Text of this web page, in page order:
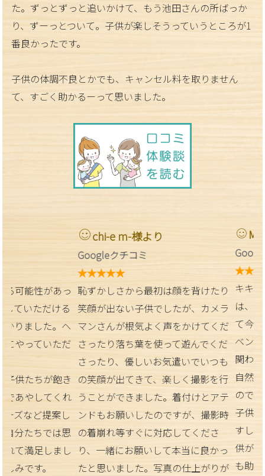
た。ずっとずっと追いかけて、もう池田さんの所ばっか
り、ずーっとついて。子供が楽しそうっていうところが1
番良かったです。
子供の体調不良とかでも、キャンセル料を取りません
て、すごく助かるーって思いました。
があっ
だける
た。ヘ
いただ
が飽き
てくれ
提案し
では思
しまし
。
chi-e m-様より
Googleクチコミ
★★★★★
恥ずかしさから最初は顔を背けたり
笑顔が出ない子供でしたが、カメラ
マンさんが根気よく声をかけてくだ
さったり落ち葉を使って遊んでくだ
さったり、優しいお気遣いでいつも
の笑顔が出てきて、楽しく撮影を行
うことができました。着付けとアテ
ンドもお願いしたのですが、撮影時
の着崩れ等すぐに対応してくださ
り、一緒にお願いして本当に良かっ
たと思いました。写真の仕上がりが
MIS MIS様
Googleクチコ
★★★★★
キキフォトさ
は、結婚式、
て今回の七五
ベントには、
関わっている
自然で良い写
ので、安心し
子供の扱いは
すし、撮影も
供が飽きる前
も助かりまし